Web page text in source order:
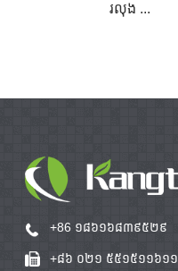
រលុង ...
+86 ១៨៦១៦៨៣៩៥២៩
+៨៦ ០២១ ៥៥១៥១១៦១១